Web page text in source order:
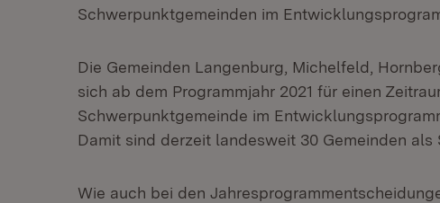
Schwerpunktgemeinden im
Die Gemeinden Langenburg, Michelfeld,
sich ab dem Programmjahr 2021 für einen
Schwerpunktgemeinde im
Damit sind derzeit landesweit 30 Gemeinden
Wie auch bei den